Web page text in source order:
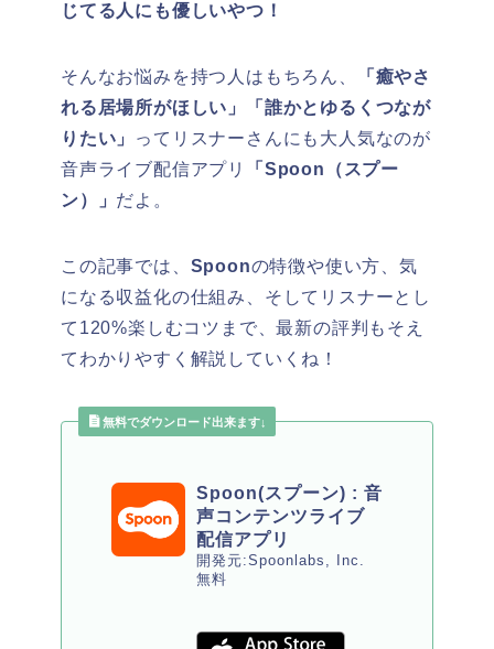
じてる人にも優しいやつ！
そんなお悩みを持つ人はもちろん、
「癒やさ
れる居場所がほしい」「誰かとゆるくつなが
りたい」
ってリスナーさんにも大人気なのが
音声ライブ配信アプリ
「Spoon（スプー
ン）」 だよ。
この記事では、 Spoonの特徴や使い方、気
になる収益化の仕組み、そしてリスナーとし
て120%楽しむコツまで、最新の評判もそえ
てわかりやすく解説していくね！
無料でダウンロード出来ます↓
Spoon(スプーン) : 音
声コンテンツライブ
配信アプリ
開発元:Spoonlabs, Inc.
無料